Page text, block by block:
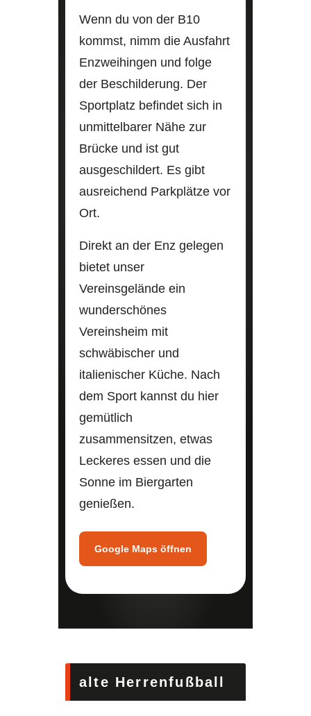
Wenn du von der B10
kommst, nimm die Ausfahrt
Enzweihingen und folge
der Beschilderung. Der
Sportplatz befindet sich in
unmittelbarer Nähe zur
Brücke und ist gut
ausgeschildert. Es gibt
ausreichend Parkplätze vor
Ort.
Direkt an der Enz gelegen
bietet unser
Vereinsgelände ein
wunderschönes
Vereinsheim mit
schwäbischer und
italienischer Küche. Nach
dem Sport kannst du hier
gemütlich
zusammensitzen, etwas
Leckeres essen und die
Sonne im Biergarten
genießen.
Google Maps öffnen
alte Herrenfußball